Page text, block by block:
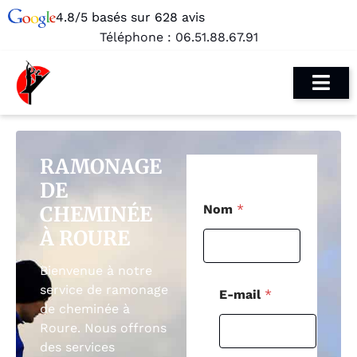
4.8/5 basés sur 628 avis
Téléphone : 06.51.88.67.91
RAMONAGE
DE
CHEMINÉE
À ROURE
Bienvenue à notre
service de ramonage
de cheminée à
Roure. Nous offrons
des services
Nom *
E-mail *